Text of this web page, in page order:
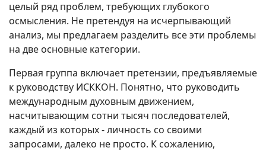
целый ряд проблем, требующих глубокого
осмысления. Не претендуя на исчерпывающий
анализ, мы предлагаем разделить все эти проблемы
на две основные категории.
Первая группа включает претензии, предъявляемые
к руководству ИСККОН. Понятно, что руководить
международным духовным движением,
насчитывающим сотни тысяч последователей,
каждый из которых - личность со своими
запросами, далеко не просто. К сожалению,